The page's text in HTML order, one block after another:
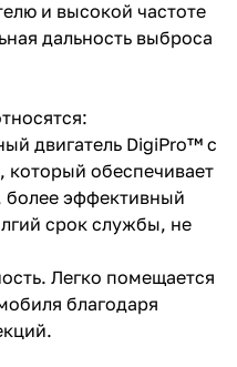
и высокой частоте
дальность выброса
двигатель DigiPro™ с
обеспечивает
эффективный
срок службы, не
Легко помещается
благодаря